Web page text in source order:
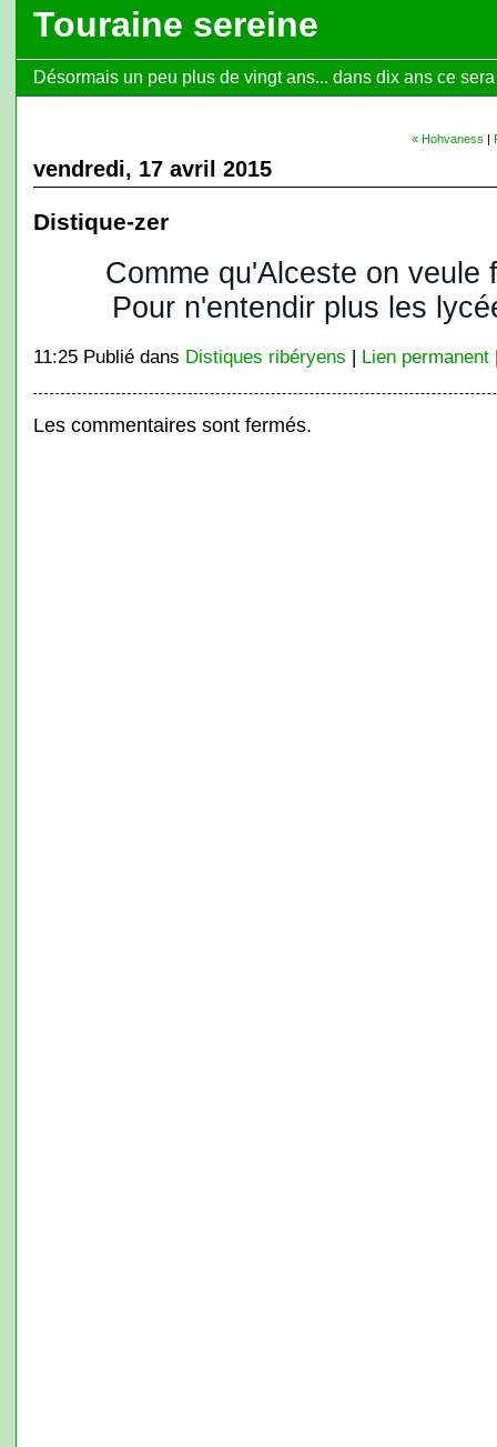
Touraine sereine
Désormais un peu plus de vingt ans... dans dix ans ce
« Hohvaness |
vendredi, 17 avril 2015
Distique-zer
Comme qu'Alceste on veule
Pour n'entendir plus les
11:25 Publié dans Distiques ribéryens | Lien permanent
Les commentaires sont fermés.